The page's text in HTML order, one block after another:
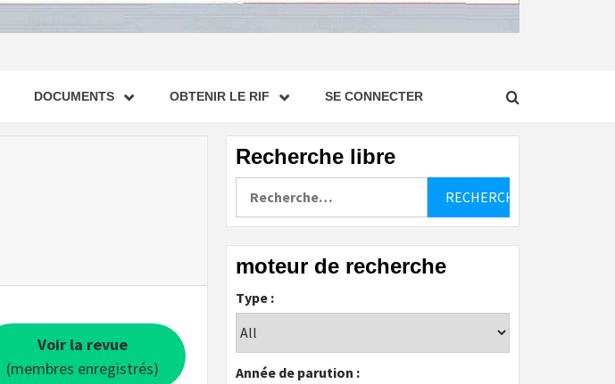
DOCUMENTS OBTENIR LE RIF SE CONNECTER
Voir la revue
(membres enregistrés)
Recherche libre
moteur de recherche
Type :
Année de parution :